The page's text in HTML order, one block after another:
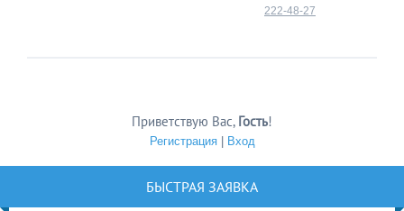
222-48-27
Приветствую Вас, Гость!
Регистрация| Вход
БЫСТРАЯ ЗАЯВКА